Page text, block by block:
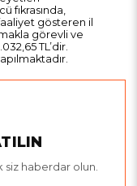
fıkrasında,
gösteren il
görevli ve
TL’dir.
haberdar olun.